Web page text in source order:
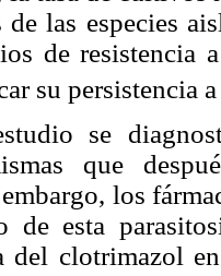
las especies
de
su persistencia
se
que
los
de esta
del clotrimazol